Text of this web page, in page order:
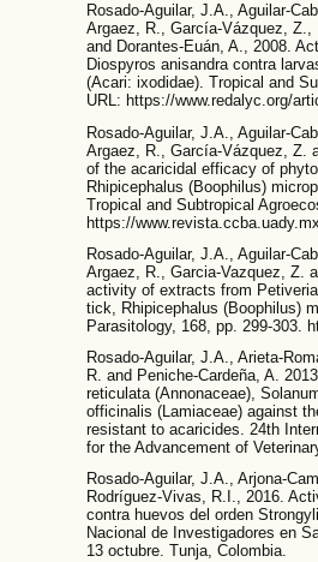
Rosado-Aguilar, J.A., Aguilar-
Argaez, R., García-Vázquez,
and Dorantes-Euán, A., 2008.
Diospyros anisandra contra
(Acari: ixodidae). Tropical and
URL: https://www.redalyc.org/
Rosado-Aguilar, J.A., Aguilar-
Argaez, R., García-Vázquez, Z.
of the acaricidal efficacy of
Rhipicephalus (Boophilus)
Tropical and Subtropical
https://
Rosado-Aguilar, J.A., Aguilar-
Argaez, R., Garcia-Vazquez, Z.
activity of extracts from
tick, Rhipicephalus (Boophilus)
Parasitology, 168, pp. 299-303.
Rosado-Aguilar, J.A., Arieta-
R. and Peniche-Cardeña, A.
reticulata (Annonaceae),
officinalis (Lamiaceae) against
resistant to acaricides. 24th
for the Advancement of
Rosado-Aguilar, J.A., Arjona-
Rodríguez-Vivas, R.I., 2016.
contra huevos del orden
Nacional de Investigadores en
13 octubre. Tunja, Colombia.